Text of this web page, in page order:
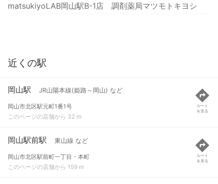
matsukiyoLAB岡山駅B-1店 調剤薬局マツモトキヨシ
近くの駅
岡山駅 JR山陽本線(姫路～岡山) など
岡山市北区駅元町1番1号
このページの店舗から 32 m
ルート
を見る
岡山駅前駅 東山線 など
岡山市北区駅前町一丁目・本町
このページの店舗から 159 m
ルート
を見る